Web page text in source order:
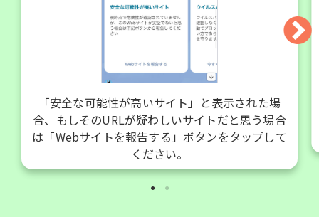
「安全な可能性が高いサイト」と表示された場
合、もしそのURLが疑わしいサイトだと思う場合
は「Webサイトを報告する」ボタンをタップして
ください。